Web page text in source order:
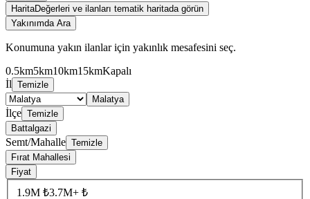
HaritaDeğerleri ve ilanları tematik haritada görün
Yakınımda Ara
Konumuna yakın ilanlar için yakınlık mesafesini seç.
0.5km5km10km15kmKapalı
İl Temizle
Malatya
İlçe Temizle
Battalgazi
Semt/Mahalle Temizle
Fırat Mahallesi
Fiyat
1.9M ₺3.7M+ ₺